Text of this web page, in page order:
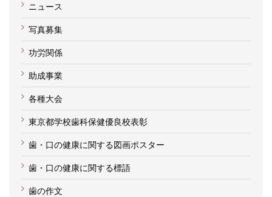
ニュース
写真募集
功労関係
助成事業
各種大会
東京都学校歯科保健優良校表彰
歯・口の健康に関する図画ポスター
歯・口の健康に関する標語
歯の作文